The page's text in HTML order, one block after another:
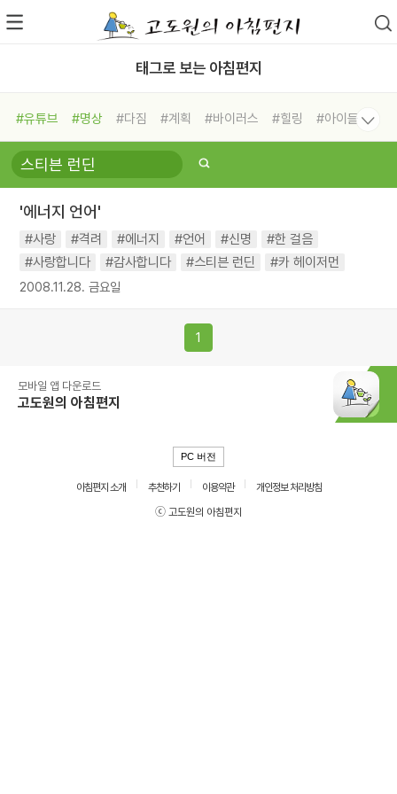
태그로 보는 아침편지
#유튜브 #명상 #다짐 #계획 #바이러스 #힐링
#아이들
#비전캠프
#독서캠프 #삶
#희망
#나눔 #친구 #링컨학교
#독서
#건강
'에너지 언어'
#사랑 #격려 #에너지 #언어 #신명
#한 걸음
#사랑합니다
#감사합니다 #스티븐 런딘 #카 헤이저먼
2008.11.28. 금요일
1
모바일 앱 다운로드
고도원의 아침편지
PC 버전
아침편지 소개 추천하기 이용약관
개인정보 처리방침
ⓒ 고도원의 아침편지